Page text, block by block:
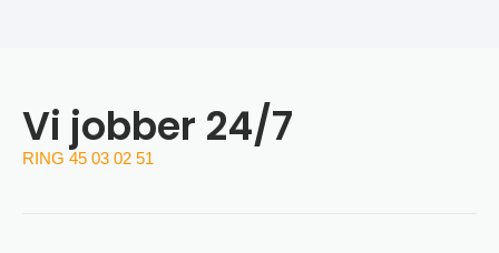
Vi jobber 24/7
RING 45 03 02 51